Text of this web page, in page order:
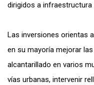
dirigidos a infraestructura
Las inversiones orientas
en su mayoría mejorar
alcantarillado en varios
vías urbanas, intervenir